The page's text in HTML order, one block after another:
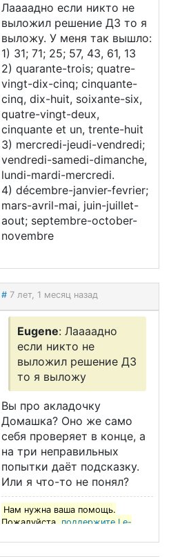
Лаааадно если никто не
выложил решение ДЗ то я
выложу. У меня так вышло:
1) 31; 71; 25; 57, 43, 61, 13
2) quarante-trois; quatre-
vingt-dix-cinq; cinquante-
cinq, dix-huit, soixante-six,
quatre-vingt-deux,
cinquante et un, trente-huit
3) mercredi-jeudi-vendredi;
vendredi-samedi-dimanche,
lundi-mardi-mercredi.
4) décembre-janvier-fevrier;
mars-avril-mai, juin-juillet-
aout; septembre-october-
novembre
# 7 лет, 1 месяц назад
Eugene: Лаааадно
если никто не
выложил решение ДЗ
то я выложу
Вы про акладочку
Домашка? Оно же само
себя проверяет в конце, а
на три неправильных
попытки даёт подсказку.
Или я что-то не понял?
Нам нужна ваша помощь.
Пожалуйста,поддержите Le-